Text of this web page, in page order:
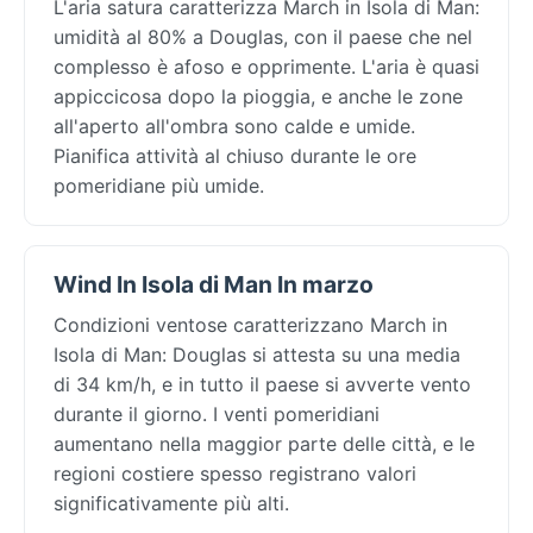
L'aria satura caratterizza March in Isola di Man:
umidità al 80% a Douglas, con il paese che nel
complesso è afoso e opprimente. L'aria è quasi
appiccicosa dopo la pioggia, e anche le zone
all'aperto all'ombra sono calde e umide.
Pianifica attività al chiuso durante le ore
pomeridiane più umide.
Wind In Isola di Man In marzo
Condizioni ventose caratterizzano March in
Isola di Man: Douglas si attesta su una media
di 34 km/h, e in tutto il paese si avverte vento
durante il giorno. I venti pomeridiani
aumentano nella maggior parte delle città, e le
regioni costiere spesso registrano valori
significativamente più alti.